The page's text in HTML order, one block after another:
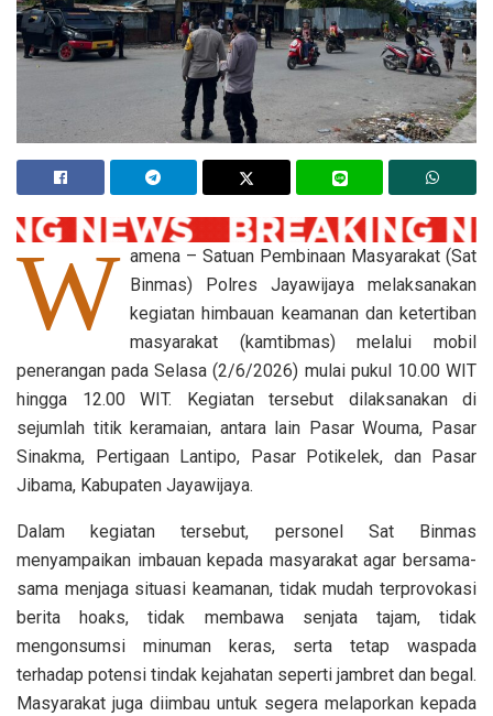
W amena – Satuan Pembinaan Masyarakat (Sat
Binmas) Polres Jayawijaya melaksanakan
kegiatan himbauan keamanan dan ketertiban
masyarakat (kamtibmas) melalui mobil
penerangan pada Selasa (2/6/2026) mulai pukul 10.00 WIT
hingga 12.00 WIT. Kegiatan tersebut dilaksanakan di
sejumlah titik keramaian, antara lain Pasar Wouma, Pasar
Sinakma, Pertigaan Lantipo, Pasar Potikelek, dan Pasar
Jibama, Kabupaten Jayawijaya.
Dalam kegiatan tersebut, personel Sat Binmas
menyampaikan imbauan kepada masyarakat agar bersama-
sama menjaga situasi keamanan, tidak mudah terprovokasi
berita hoaks, tidak membawa senjata tajam, tidak
mengonsumsi minuman keras, serta tetap waspada
terhadap potensi tindak kejahatan seperti jambret dan begal.
Masyarakat juga diimbau untuk segera melaporkan kepada